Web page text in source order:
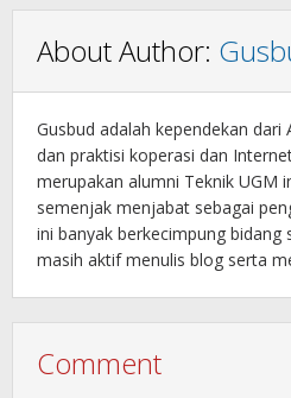
About Author:
Gusbud adalah kependekan
dan praktisi koperasi dan
merupakan alumni Teknik UGM
semenjak menjabat sebagai
ini banyak berkecimpung bidang
masih aktif menulis blog serta
Comment